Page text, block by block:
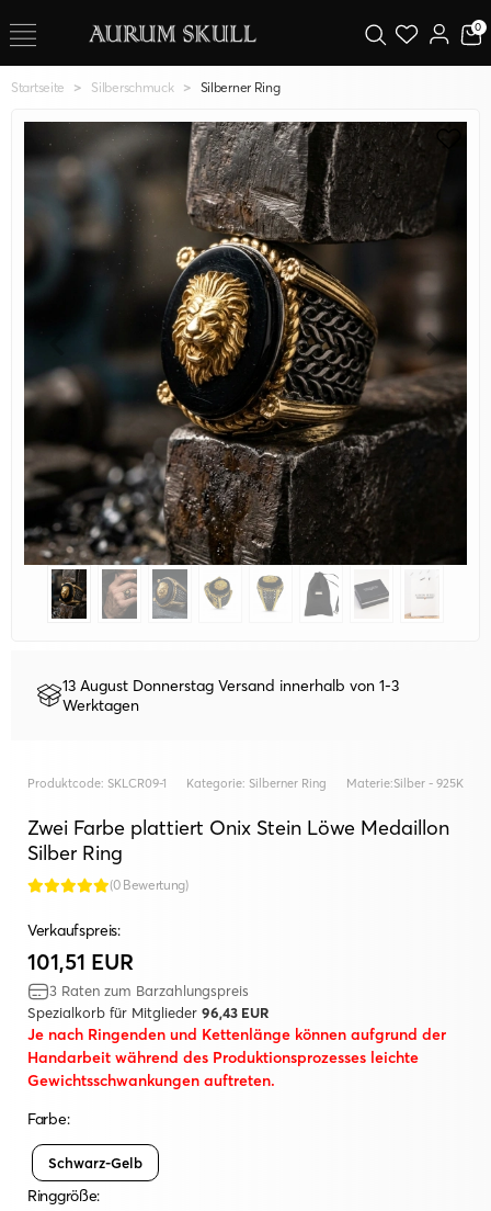
0
Startseite Silberschmuck Silberner Ring
13 August Donnerstag Versand innerhalb von 1-3
Werktagen
Produktcode: SKLCR09-1 Kategorie: Silberner Ring Materie:Silber - 925K
Zwei Farbe plattiert Onix Stein Löwe Medaillon
Silber Ring
(0 Bewertung)
Verkaufspreis:
101,51 EUR
3 Raten zum Barzahlungspreis
Spezialkorb für Mitglieder 96,43 EUR
Je nach Ringenden und Kettenlänge können aufgrund der
Handarbeit während des Produktionsprozesses leichte
Gewichtsschwankungen auftreten.
Farbe:
Schwarz-Gelb
Ringgröße: